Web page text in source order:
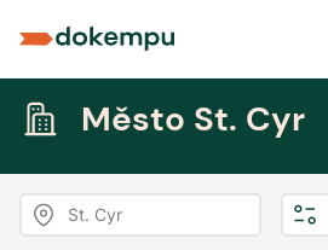
Město St. Cyr
St. Cyr